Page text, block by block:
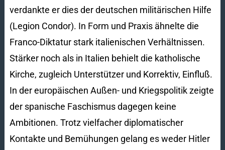
verdankte er dies der deutschen militärischen Hilfe
(Legion Condor). In Form und Praxis ähnelte die
Franco-Diktatur stark italienischen Verhältnissen.
Stärker noch als in Italien behielt die katholische
Kirche, zugleich Unterstützer und Korrektiv, Einfluß.
In der europäischen Außen- und Kriegspolitik zeigte
der spanische Faschismus dagegen keine
Ambitionen. Trotz vielfacher diplomatischer
Kontakte und Bemühungen gelang es weder Hitler